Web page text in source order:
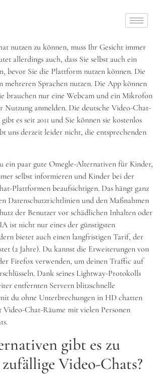
nutzen zu können, muss Ihr Gesicht immer
allerdings auch, dass Sie selbst auch ein
bevor Sie die Plattform nutzen können. Die
mehreren Sprachen nutzen. Die App können
brauchen nur eine Webcam und ein Mikrofon
Nutzung anmelden. Die deutsche Video-Chat-
es seit 2011 und Sie können sie kostenlos
uns derzeit leider nicht, die entsprechenden
ein paar gute Omegle-Alternativen für Kinder,
selbst informieren und Kinder bei der
Plattformen beaufsichtigen. Das hängt ganz
Datenschutzrichtlinien und den Maßnahmen
der Benutzer vor schädlichen Inhalten oder
ist nicht nur eines der günstigsten
bietet auch einen langfristigen Tarif, der
(2 Jahre). Du kannst die Erweiterungen von
Firefox verwenden, um deinen Traffic auf
Dank seines Lightway-Protokolls
entfernten Servern blitzschnelle
du ohne Unterbrechungen in HD chatten
Chat-Räume mit vielen Personen
gibt es zu
Video-Chats?